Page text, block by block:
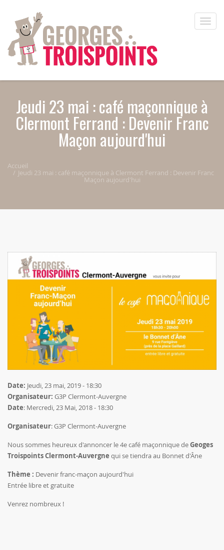
Toggle
Jeudi 23 mai : café maçonnique à
Clermont Ferrand : Devenir Franc
Maçon aujourd'hui
Accueil
Jeudi 23 mai : café maçonnique à Clermont Ferrand : Devenir Franc
Maçon aujourd'hui
Date: Jeudi, 23 mai, 2019 - 18:30
Organisateur: G3P Clermont-Auvergne
Date: Mercredi, 23 Mai, 2018 - 18:30
Organisateur:G3P Clermont-Auvergne
Nous sommes heureux d'annoncer le 4e café maçonnique deGeoges
Troispoints Clermont-Auvergne qui se tiendra au Bonnet d'Âne
Thème : Devenir franc-maçon aujourd'hui
Entrée libre et gratuite
Venrez nombreux !